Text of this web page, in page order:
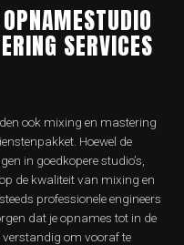
SERVICES
ook mixing en mastering
Hoewel de
in goedkopere studio’s,
de kwaliteit van mixing en
professionele engineers
dat je opnames tot in de
om vooraf te